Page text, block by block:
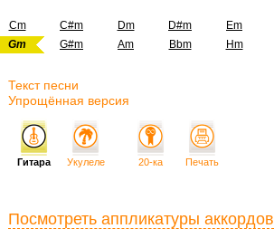
Cm C#m Dm D#m Em
Gm
G#m Am Bbm Hm
Текст песни
Упрощённая версия
Гитара Укулеле 20-ка Печать
Посмотреть аппликатуры аккордов